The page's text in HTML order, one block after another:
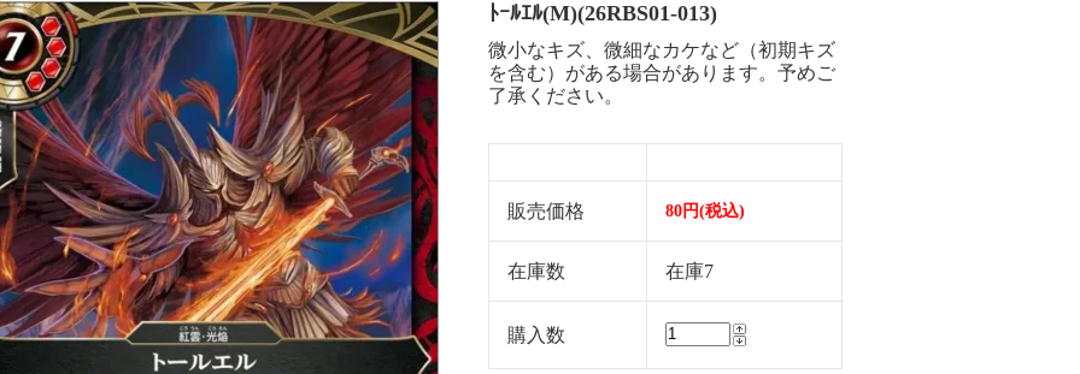
ﾄｰﾙｴﾙ(M)(26RBS01-013)
微小なキズ、微細なカケなど（初期キズ
を含む）がある場合があります。予めご
了承ください。
販売価格 80円(税込)
在庫数 在庫7
購入数